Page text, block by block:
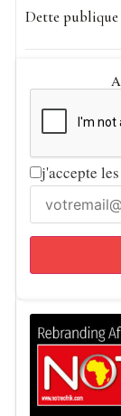
Dette publique
j'accepte les